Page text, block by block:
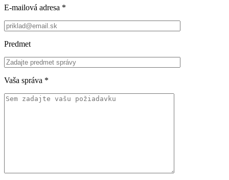
E-mailová adresa *
Predmet
Vaša správa *